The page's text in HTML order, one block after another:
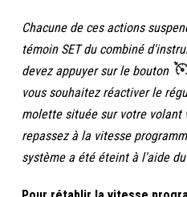
Chacune de ces actions
témoin SET du combiné
devez appuyer sur le bouton
vous souhaitez réactiver le
molette située sur votre volant
repassez à la vitesse
système a été éteint à l'aide